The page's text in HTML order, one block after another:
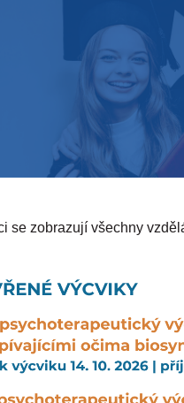
se zobrazují všechny